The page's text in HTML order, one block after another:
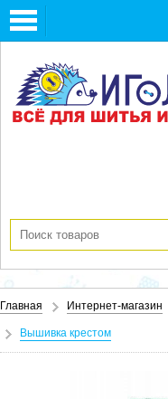
Toggle
navigation
Главная Интернет-магазин
Вышивка крестом